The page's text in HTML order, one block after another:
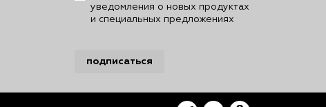
уведомления о новых продуктах
и специальных предложениях
подписаться